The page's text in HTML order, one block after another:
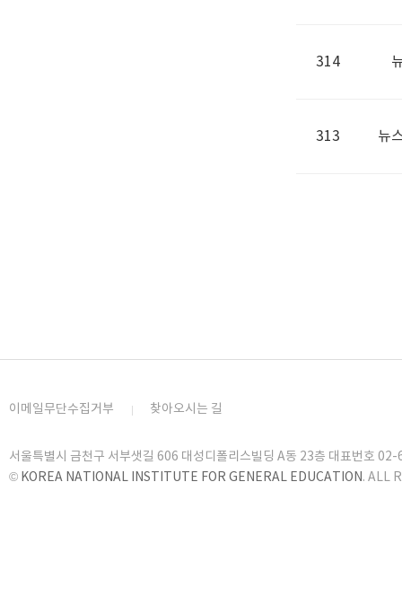
314
313 뉴
이메일무단수집거부 찾아오시는 길
서울특별시 금천구 서부샛길 606 대성디폴리스빌딩 A동 23층 대표번호
© KOREA NATIONAL INSTITUTE FOR GENERAL EDUCATION. ALL